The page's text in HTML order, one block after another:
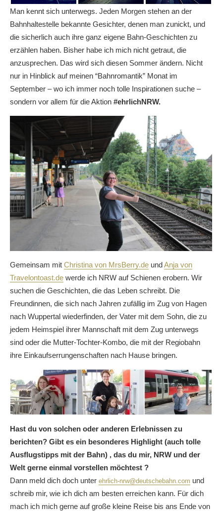
Man kennt sich unterwegs. Jeden Morgen stehen an der
Bahnhaltestelle bekannte Gesichter, denen man zunickt, und
die sicherlich auch ihre ganz eigene Bahn-Geschichten zu
erzählen haben. Bisher habe ich mich nicht getraut, die
anzusprechen. Das wird sich diesen Sommer ändern. Nicht
nur in Hinblick auf meinen “Bahnromantik” Monat im
September – wo ich immer noch tolle Inspirationen suche –
sondern vor allem für die Aktion #ehrlichNRW.
Gemeinsam mit Christina von MrsBerry.de undAnja von
Travelontoast.de werde ich NRW auf Schienen erobern. Wir
suchen die Geschichten, die das Leben schreibt. Die
Freundinnen, die sich nach Jahren zufällig im Zug von Hagen
nach Wuppertal wiederfinden, der Vater mit dem Sohn, die zu
jedem Heimspiel ihrer Mannschaft mit dem Zug unterwegs
sind oder die Mutter-Tochter-Kombo, die mit der Regiobahn
ihre Einkaufserrungenschaften nach Hause bringen.
Hast du von solchen oder anderen Erlebnissen zu
berichten? Gibt es ein besonderes Highlight (auch tolle
Ausflugstipps mit der Bahn) , das du mir, NRW und der
Welt gerne einmal vorstellen möchtest ?
Dann meld dich doch unter ehrlich-nrw@deutschebahn.com und
schreib mir, wie ich dich am besten erreichen kann. Für dich
mach ich mich gerne auf große kleine Reise bis ans Ende von